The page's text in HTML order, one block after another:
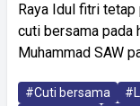
Raya Idul fitri
cuti bersama pada
Muhammad SAW
#Cuti bersama